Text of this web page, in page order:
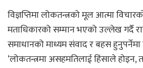
विज्ञप्तिमा लोकतन्त्रको मूल आत्मा विचारको
मताधिकारको सम्मान भएको उल्लेख गर्दै
समाधानको माध्यम संवाद र बहस
‘लोकतन्त्रमा असहमतिलाई हिंसाले